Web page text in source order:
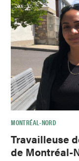
MONTRÉAL-NORD
Travailleuse
de Montréal-